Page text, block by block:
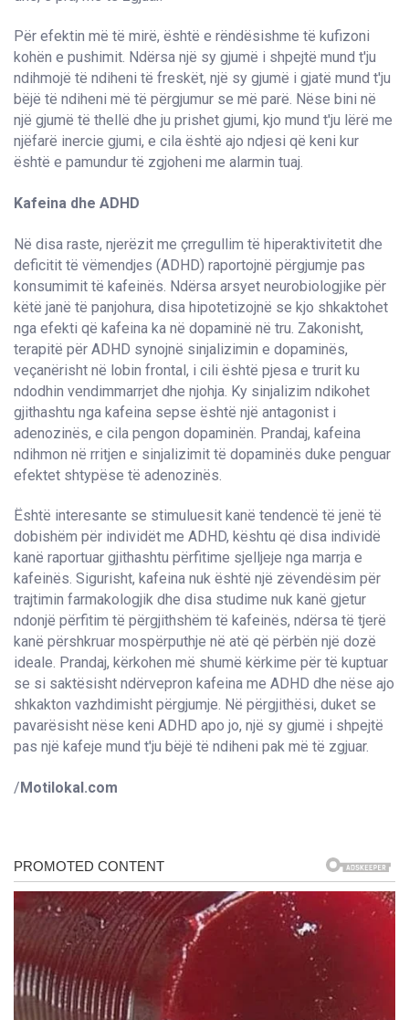
Për efektin më të mirë, është e rëndësishme të kufizoni
kohën e pushimit. Ndërsa një sy gjumë i shpejtë mund t'ju
ndihmojë të ndiheni të freskët, një sy gjumë i gjatë mund t'ju
bëjë të ndiheni më të përgjumur se më parë. Nëse bini në
një gjumë të thellë dhe ju prishet gjumi, kjo mund t'ju lërë me
njëfarë inercie gjumi, e cila është ajo ndjesi që keni kur
është e pamundur të zgjoheni me alarmin tuaj.
Kafeina dhe ADHD
Në disa raste, njerëzit me çrregullim të hiperaktivitetit dhe
deficitit të vëmendjes (ADHD) raportojnë përgjumje pas
konsumimit të kafeinës. Ndërsa arsyet neurobiologjike për
këtë janë të panjohura, disa hipotetizojnë se kjo shkaktohet
nga efekti që kafeina ka në dopaminë në tru. Zakonisht,
terapitë për ADHD synojnë sinjalizimin e dopaminës,
veçanërisht në lobin frontal, i cili është pjesa e trurit ku
ndodhin vendimmarrjet dhe njohja. Ky sinjalizim ndikohet
gjithashtu nga kafeina sepse është një antagonist i
adenozinës, e cila pengon dopaminën. Prandaj, kafeina
ndihmon në rritjen e sinjalizimit të dopaminës duke penguar
efektet shtypëse të adenozinës.
Është interesante se stimuluesit kanë tendencë të jenë të
dobishëm për individët me ADHD, kështu që disa individë
kanë raportuar gjithashtu përfitime sjelljeje nga marrja e
kafeinës. Sigurisht, kafeina nuk është një zëvendësim për
trajtimin farmakologjik dhe disa studime nuk kanë gjetur
ndonjë përfitim të përgjithshëm të kafeinës, ndërsa të tjerë
kanë përshkruar mospërputhje në atë që përbën një dozë
ideale. Prandaj, kërkohen më shumë kërkime për të kuptuar
se si saktësisht ndërvepron kafeina me ADHD dhe nëse ajo
shkakton vazhdimisht përgjumje. Në përgjithësi, duket se
pavarësisht nëse keni ADHD apo jo, një sy gjumë i shpejtë
pas një kafeje mund t'ju bëjë të ndiheni pak më të zgjuar.
/Motilokal.com